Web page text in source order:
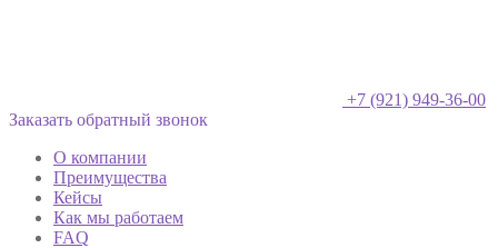
+7 (921) 949-36-00
Заказать обратный звонок
О компании
Преимущества
Кейсы
Как мы работаем
FAQ